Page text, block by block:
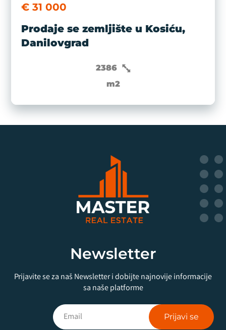
€ 31 000
Prodaje se zemljište u Kosiću,
Danilovgrad
2386
m2
Newsletter
Prijavite se za naš Newsletter i dobijte najnovije informacije
sa naše platforme
Prijavi se